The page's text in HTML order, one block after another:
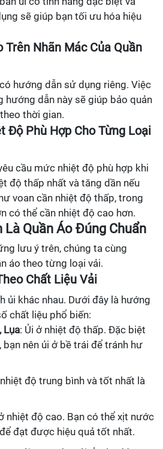
sẽ giúp bạn tối ưu hóa hiệu
Trên Nhãn Mác Của Quần
hướng dẫn sử dụng riêng. Việc
hướng dẫn này sẽ giúp bảo quản
thời gian.
Độ Phù Hợp Cho Từng Loại
cầu mức nhiệt độ phù hợp khi
độ thấp nhất và tăng dần nếu
voan cần nhiệt độ thấp, trong
có thể cần nhiệt độ cao hơn.
Là Quần Áo Đúng Chuẩn
lưu ý trên, chúng ta cùng
áo theo từng loại vải.
Chất Liệu Vải
ủi khác nhau. Dưới đây là hướng
chất liệu phổ biến:
Lụa: Ủi ở nhiệt độ thấp. Đặc biệt
bạn nên ủi ở bề trái để tránh hư
độ trung bình và tốt nhất là
nhiệt độ cao. Bạn có thể xịt nước
đạt được hiệu quả tốt nhất.